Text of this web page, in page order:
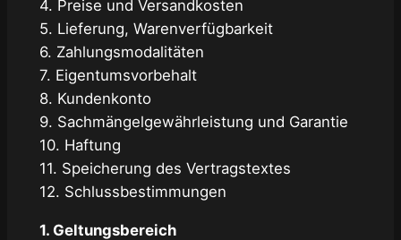
4. Preise und Versandkosten
5. Lieferung, Warenverfügbarkeit
6. Zahlungsmodalitäten
7. Eigentumsvorbehalt
8. Kundenkonto
9. Sachmängelgewährleistung und Garantie
10. Haftung
11. Speicherung des Vertragstextes
12. Schlussbestimmungen
1. Geltungsbereich